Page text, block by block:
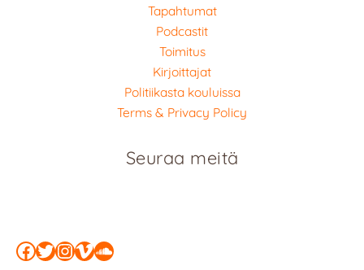
Tapahtumat
Podcastit
Toimitus
Kirjoittajat
Politiikasta kouluissa
Terms & Privacy Policy
Seuraa meitä
Facebook
Twitter
Instagram
Vimeo
SoundCloud